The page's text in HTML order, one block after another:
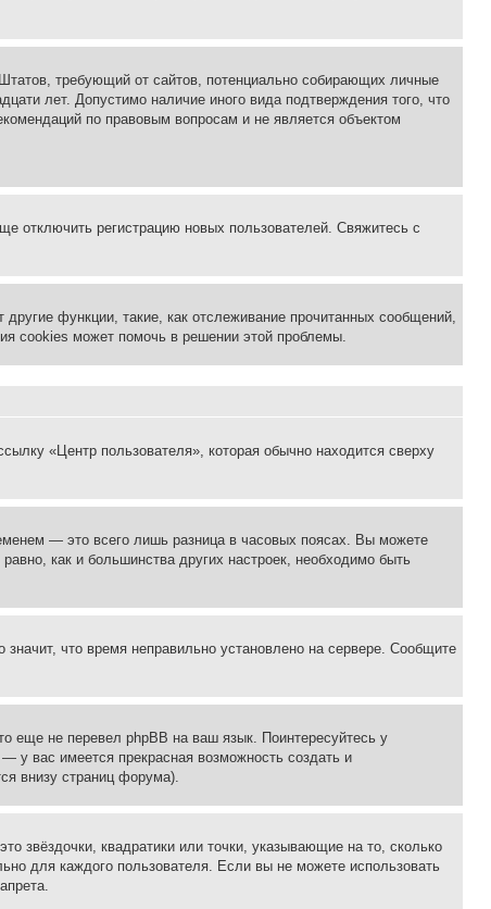
требующий от сайтов, потенциально собирающих личные
лет. Допустимо наличие иного вида подтверждения того, что
по правовым вопросам и не является объектом
отключить регистрацию новых пользователей. Свяжитесь с
функции, такие, как отслеживание прочитанных сообщений,
cookies может помочь в решении этой проблемы.
«Центр пользователя», которая обычно находится сверху
— это всего лишь разница в часовых поясах. Вы можете
как и большинства других настроек, необходимо быть
что время неправильно установлено на сервере. Сообщите
еще не перевел phpBB на ваш язык. Поинтересуйтесь у
у вас имеется прекрасная возможность создать и
внизу страниц форума).
звёздочки, квадратики или точки, указывающие на то, сколько
для каждого пользователя. Если вы не можете использовать